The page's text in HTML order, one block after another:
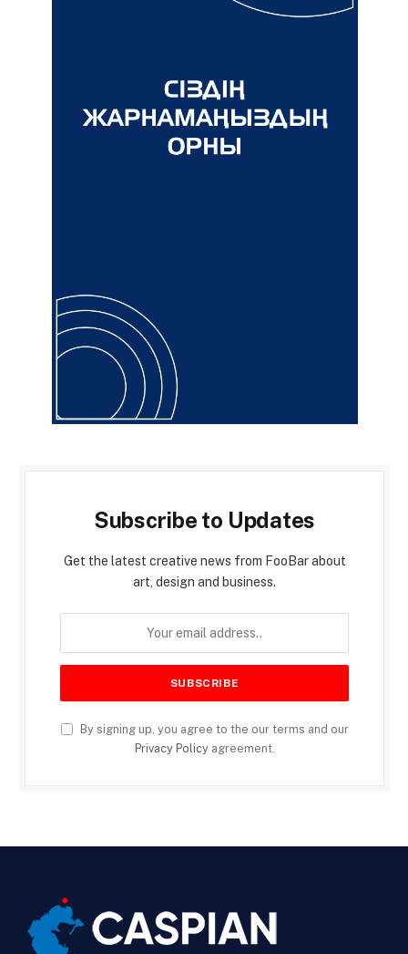
Subscribe to Updates
Get the latest creative news from FooBar about
art, design and business.
By signing up, you agree to the our terms and our
Privacy Policyagreement.